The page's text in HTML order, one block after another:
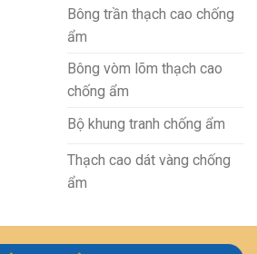
Bông trần thạch cao chống
ẩm
Bông vòm lõm thạch cao
chống ẩm
Bộ khung tranh chống ẩm
Thạch cao dát vàng chống
ẩm